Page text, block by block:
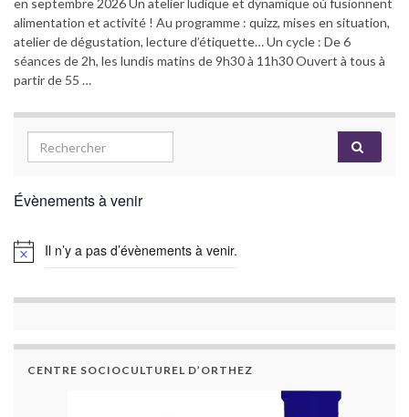
en septembre 2026 Un atelier ludique et dynamique où fusionnent
alimentation et activité ! Au programme : quizz, mises en situation,
atelier de dégustation, lecture d’étiquette… Un cycle : De 6
séances de 2h, les lundis matins de 9h30 à 11h30 Ouvert à tous à
partir de 55 …
Évènements à venir
Il n’y a pas d’évènements à venir.
CENTRE SOCIOCULTUREL D’ORTHEZ